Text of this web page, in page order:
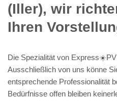
(Iller), wir
Ihren
Die Spezialität von
Ausschließlich von uns könne
entsprechende Professionalität
Bedürfnisse offen bleiben